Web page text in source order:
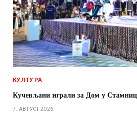
КУЛТУРА
Кучевљани играли за Дом у
7. АВГУСТ 2026.